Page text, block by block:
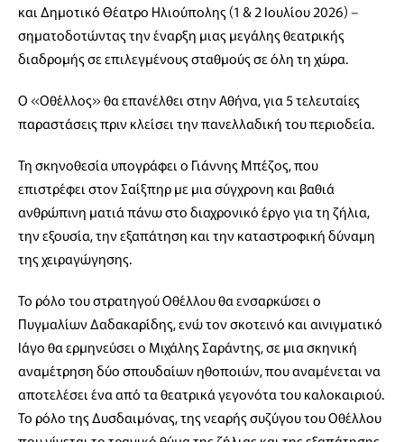
και Δημοτικό Θέατρο Ηλιούπολης (1 & 2 Ιουλίου 2026) –
σηματοδοτώντας την έναρξη μιας μεγάλης θεατρικής
διαδρομής σε επιλεγμένους σταθμούς σε όλη τη χώρα.
Ο «Οθέλλος» θα επανέλθει στην Αθήνα, για 5 τελευταίες
παραστάσεις πριν κλείσει την πανελλαδική του περιοδεία.
Τη σκηνοθεσία υπογράφει ο Γιάννης Μπέζος, που
επιστρέφει στον Σαίξπηρ με μια σύγχρονη και βαθιά
ανθρώπινη ματιά πάνω στο διαχρονικό έργο για τη ζήλια,
την εξουσία, την εξαπάτηση και την καταστροφική δύναμη
της χειραγώγησης.
Το ρόλο του στρατηγού Οθέλλου θα ενσαρκώσει ο
Πυγμαλίων Δαδακαρίδης, ενώ τον σκοτεινό και αινιγματικό
Ιάγο θα ερμηνεύσει ο Μιχάλης Σαράντης, σε μια σκηνική
αναμέτρηση δύο σπουδαίων ηθοποιών, που αναμένεται να
αποτελέσει ένα από τα θεατρικά γεγονότα του καλοκαιριού.
Το ρόλο της Δυσδαιμόνας, της νεαρής συζύγου του Οθέλλου